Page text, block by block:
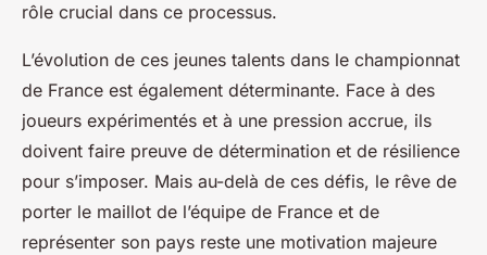
rôle crucial dans ce processus.
L’évolution de ces jeunes talents dans le championnat
de France est également déterminante. Face à des
joueurs expérimentés et à une pression accrue, ils
doivent faire preuve de détermination et de résilience
pour s’imposer. Mais au-delà de ces défis, le rêve de
porter le maillot de l’équipe de France et de
représenter son pays reste une motivation majeure